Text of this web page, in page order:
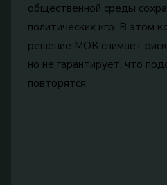
общественной среды
политических игр. В этом
решение МОК снимает
но не гарантирует, что
повторятся.